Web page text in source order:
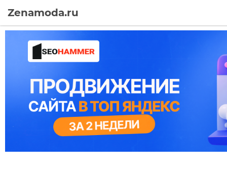
Zenamoda.ru